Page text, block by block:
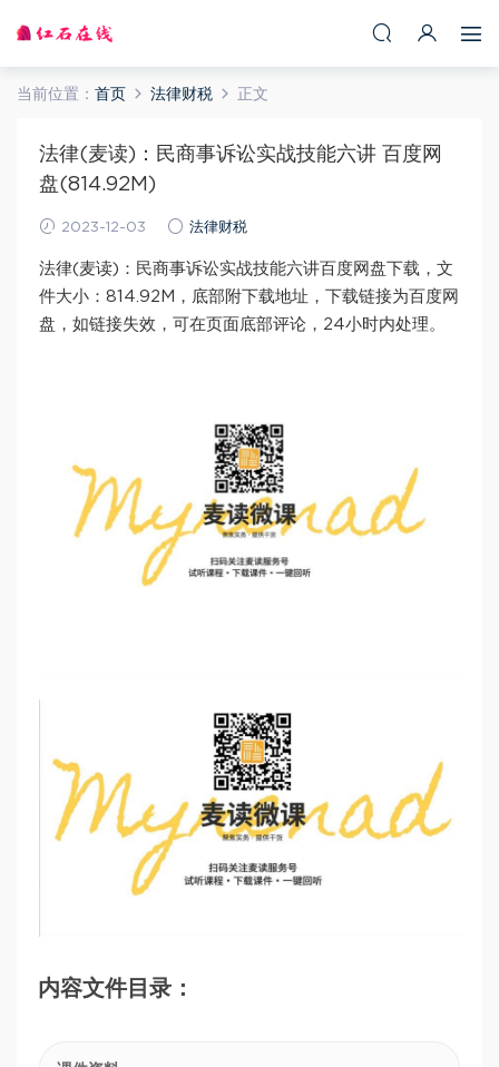
当前位置： 首页 法律财税 正文
法律(麦读)：民商事诉讼实战技能六讲 百度网
盘(814.92M)
2023-12-03 法律财税
法律(麦读)：民商事诉讼实战技能六讲百度网盘下载，文
件大小：814.92M，底部附下载地址，下载链接为百度网
盘，如链接失效，可在页面底部评论，24小时内处理。
内容文件目录：